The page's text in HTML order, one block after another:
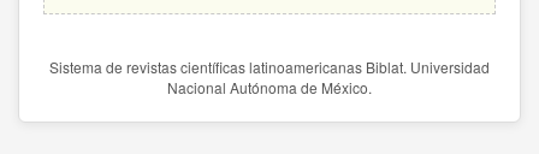
Sistema de revistas científicas latinoamericanas Biblat. Universidad
Nacional Autónoma de México.